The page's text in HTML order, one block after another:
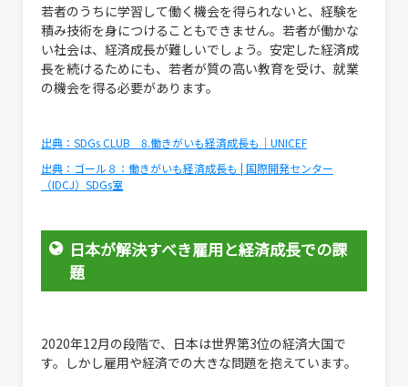
若者のうちに学習して働く機会を得られないと、経験を
積み技術を身につけることもできません。若者が働かな
い社会は、経済成長が難しいでしょう。安定した経済成
長を続けるためにも、若者が質の高い教育を受け、就業
の機会を得る必要があります。
出典：SDGs CLUB 8.働きがいも経済成長も｜UNICEF
出典：ゴール８：働きがいも経済成長も | 国際開発センター
（IDCJ）SDGs室
日本が解決すべき雇用と経済成長での課
題
2020年12月の段階で、日本は世界第3位の経済大国で
す。しかし雇用や経済での大きな問題を抱えています。